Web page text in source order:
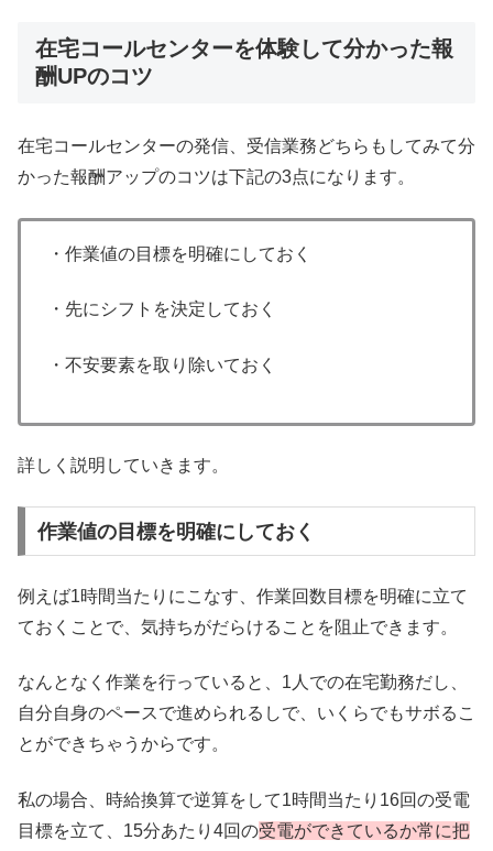
在宅コールセンターを体験して分かった報
酬UPのコツ
在宅コールセンターの発信、受信業務どちらもしてみて分
かった報酬アップのコツは下記の3点になります。
・作業値の目標を明確にしておく
・先にシフトを決定しておく
・不安要素を取り除いておく
詳しく説明していきます。
作業値の目標を明確にしておく
例えば1時間当たりにこなす、作業回数目標を明確に立て
ておくことで、気持ちがだらけることを阻止できます。
なんとなく作業を行っていると、1人での在宅勤務だし、
自分自身のペースで進められるしで、いくらでもサボるこ
とができちゃうからです。
私の場合、時給換算で逆算をして1時間当たり16回の受電
目標を立て、15分あたり4回の受電ができているか常に把